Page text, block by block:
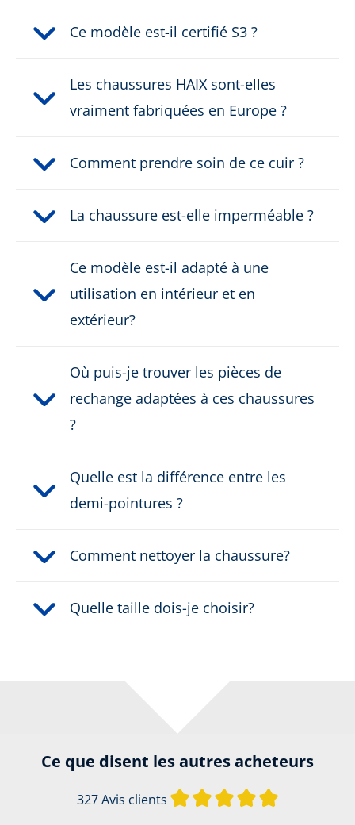
Classe de sécurité: Type F2A, HI3
Fermeture:
Fermeture rapide à deux
Ce modèle est-il certifié S3 ?
Les chaussures HAIX sont-elles
vraiment fabriquées en Europe ?
Comment prendre soin de ce cuir ?
La chaussure est-elle imperméable ?
Ce modèle est-il adapté à une
utilisation en intérieur et en
extérieur?
Où puis-je trouver les pièces de
rechange adaptées à ces chaussures
?
Quelle est la différence entre les
demi-pointures ?
Comment nettoyer la chaussure?
Quelle taille dois-je choisir?
Ce que disent les autres acheteurs
327 Avis clients Note